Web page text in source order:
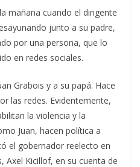
mañana cuando el dirigente
junto a su padre,
por una persona, que lo
en redes sociales.
Grabois y a su papá. Hace
las redes. Evidentemente,
la violencia y la
Juan, hacen política a
el gobernador reelecto en
Axel Kicillof, en su cuenta de